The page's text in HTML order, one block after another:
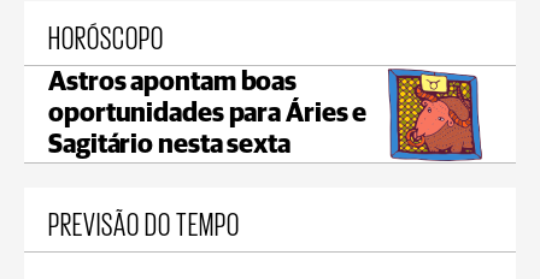
HORÓSCOPO
Astros apontam boas
oportunidades para Áries e
Sagitário nesta sexta
PREVISÃO DO TEMPO